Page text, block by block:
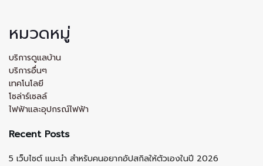
หมวดหมู่
บริการดูแลบ้าน
บริการอื่นๆ
เทคโนโลยี
โซล่าร์เซลล์
ไฟฟ้าและอุปกรณ์ไฟฟ้า
Recent Posts
5 เว็บไซต์ แนะนำ สำหรับคนอยากอัปสกิลให้ตัวเองในปี 2026